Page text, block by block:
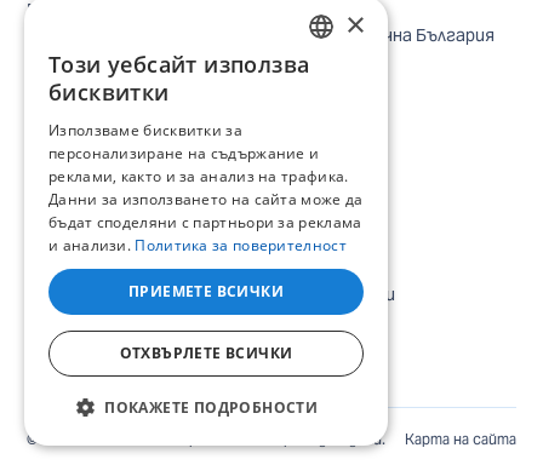
Реализирани проекти
Безопасно небе за птиците в Североизточна България
Безопасност
Контакти бизнес клиенти
Локации
Кариери
Процес по подбор
IT и дигитална трансформация
Търговия
Административна позиция
Електроинженери, електротехници и други
Стажански програми
Всички отворени позиции
© ЕНЕРГО-ПРО Варна. Всички права запазени. Карта на сайта
BULGARIAN
×
Този уебсайт използва
бисквитки
Използваме бисквитки за
персонализиране на съдържание и
реклами, както и за анализ на трафика.
Данни за използването на сайта може да
бъдат споделяни с партньори за реклама
и анализи. Политика за поверителност
ПРИЕМЕТЕ ВСИЧКИ
ОТХВЪРЛЕТЕ ВСИЧКИ
ПОКАЖЕТЕ ПОДРОБНОСТИ